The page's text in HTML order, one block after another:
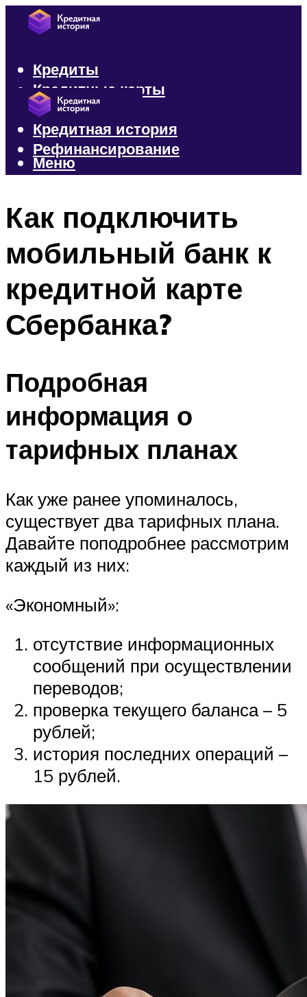
Кредиты
Кредитные карты
Микрозаймы
Кредитная история
Рефинансирование
Меню
Как подключить
мобильный банк к
кредитной карте
Сбербанка?
Подробная
информация о
тарифных планах
Как уже ранее упоминалось,
существует два тарифных плана.
Давайте поподробнее рассмотрим
каждый из них:
«Экономный»:
отсутствие информационных
сообщений при осуществлении
переводов;
проверка текущего баланса – 5
рублей;
история последних операций –
15 рублей.